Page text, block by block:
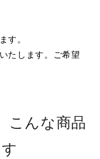
す。
たします。ご希望
こんな商品